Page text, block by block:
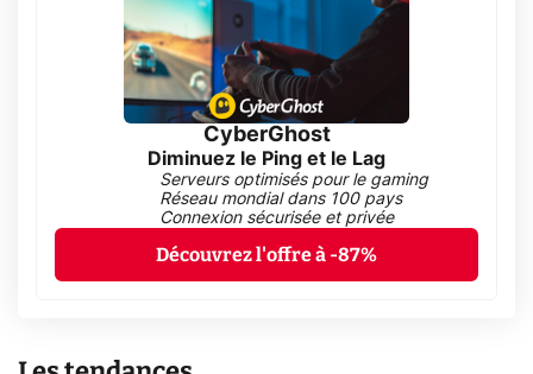
CyberGhost
Diminuez le Ping et le Lag
Serveurs optimisés pour le gaming
Réseau mondial dans 100 pays
Connexion sécurisée et privée
Découvrez l'offre à -87%